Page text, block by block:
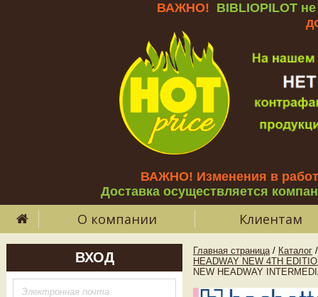
ВАЖНО! BIBLIOPILOT
ВАЖНО! Изменения в
Доставка осуществляется
О компании Клиентам
ВХОД Главная страница / Каталог /
HEADWAY NEW 4TH
NEW HEADWAY